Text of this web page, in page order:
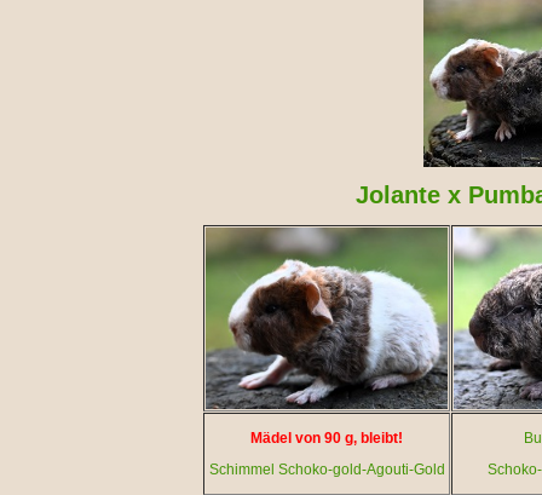
Jolante x
Mädel von 90 g, bleibt!
Schimmel Schoko-gold-Agouti-Gold